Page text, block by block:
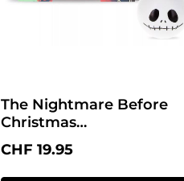
The Nightmare Before
Christmas
Kosmetikpinsel-Set
Regulärer Preis:
CHF 19.95